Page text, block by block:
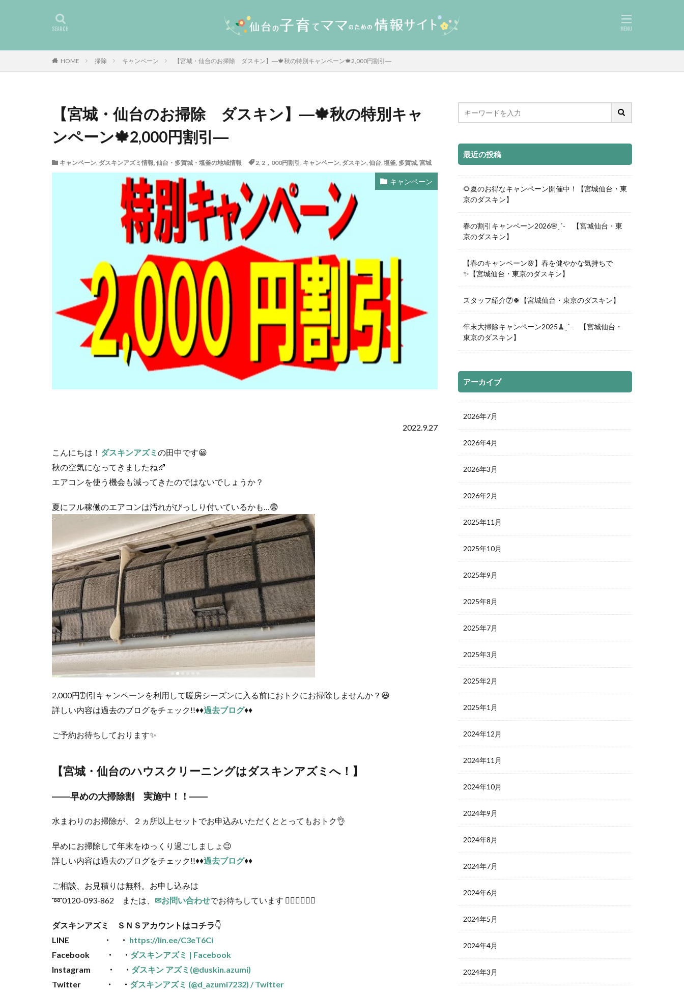
HOME 掃除 キャンペーン 【宮城・仙台のお掃除 ダスキン】―🍁秋の特別キャンペーン🍁2,000円割引―
【宮城・仙台のお掃除 ダスキン】―🍁秋の特別キャ
ンペーン🍁2,000円割引―
キャンペーン, ダスキンアズミ情報, 仙台・多賀城・塩釜の地域情報 2, 2，000円割引 , キャンペーン, ダスキン, 仙台, 塩釜, 多賀城, 宮城
キャンペーン
2022.9.27
こんにちは！ ダスキンアズミ の田中です😀
秋の空気になってきましたね🍂
エアコンを使う機会も減ってきたのではないでしょうか？
夏にフル稼働のエアコンは汚れがびっしり付いているかも…😨
2,000円割引キャンペーンを利用して暖房シーズンに入る前におトクにお掃除しませんか？😆
詳しい内容は過去のブログをチェック!!♦♦過去ブログ♦♦
ご予約お待ちしております✨
【宮城・仙台のハウスクリーニングはダスキンアズミへ！】
――早めの大掃除割 実施中！！――
水まわりのお掃除が、２ヵ所以上セットでお申込みいただくととってもおトク👌
早めにお掃除して年末をゆっくり過ごしましょ😉
詳しい内容は過去のブログをチェック!!♦♦過去ブログ♦♦
ご相談、お見積りは無料。お申し込みは
➿0120-093-862 または、 ✉お問い合わせでお待ちしています 🙋🏻‍♂️🙋🏻‍♀️
ダスキンアズミ ＳＮＳアカウントはコチラ👇
LINE ・ ・ https://lin.ee/C3eT6Ci
Facebook ・ ・ ダスキンアズミ | Facebook
Instagram ・ ・ ダスキン アズミ(@duskin.azumi)
Twitter ・ ・ ダスキンアズミ (@d_azumi7232) / Twitter
最近の投稿
🌻夏のお得なキャンペーン開催中！【宮城仙台・東
京のダスキン】
春の割引キャンペーン2026🌸ˎˊ- 【宮城仙台・東
京のダスキン】
【春のキャンペーン🌸】春を健やかな気持ちで
✨【宮城仙台・東京のダスキン】
スタッフ紹介⑦🍀【宮城仙台・東京のダスキン】
年末大掃除キャンペーン2025🧹ˎˊ- 【宮城仙台・
東京のダスキン】
アーカイブ
2026年7月
2026年4月
2026年3月
2026年2月
2025年11月
2025年10月
2025年9月
2025年8月
2025年7月
2025年3月
2025年2月
2025年1月
2024年12月
2024年11月
2024年10月
2024年9月
2024年8月
2024年7月
2024年6月
2024年5月
2024年4月
2024年3月